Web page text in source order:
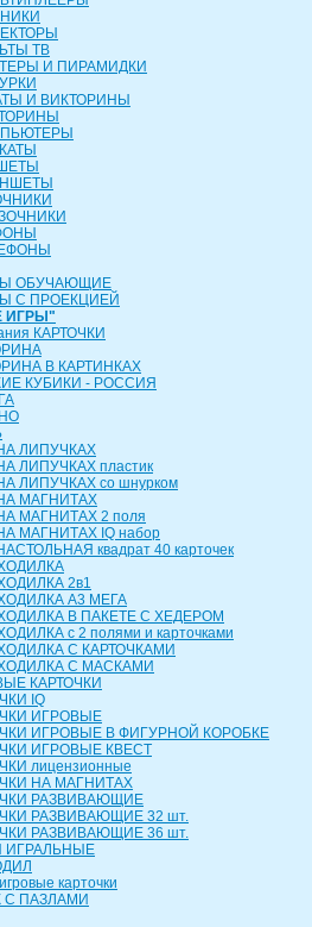
ТВ
И ПИРАМИДКИ
И ВИКТОРИНЫ
ОБУЧАЮЩИЕ
С ПРОЕКЦИЕЙ
ИГРЫ"
КАРТОЧКИ
В КАРТИНКАХ
КУБИКИ - РОССИЯ
ЛИПУЧКАХ
ЛИПУЧКАХ пластик
ЛИПУЧКАХ со шнурком
МАГНИТАХ
МАГНИТАХ 2 поля
МАГНИТАХ IQ набор
квадрат 40 карточек
2в1
А3 МЕГА
В ПАКЕТЕ С ХЕДЕРОМ
с 2 полями и карточками
С КАРТОЧКАМИ
С МАСКАМИ
КАРТОЧКИ
IQ
ИГРОВЫЕ
ИГРОВЫЕ В ФИГУРНОЙ КОРОБКЕ
ИГРОВЫЕ КВЕСТ
лицензионные
НА МАГНИТАХ
РАЗВИВАЮЩИЕ
РАЗВИВАЮЩИЕ 32 шт.
РАЗВИВАЮЩИЕ 36 шт.
ИГРАЛЬНЫЕ
карточки
С ПАЗЛАМИ